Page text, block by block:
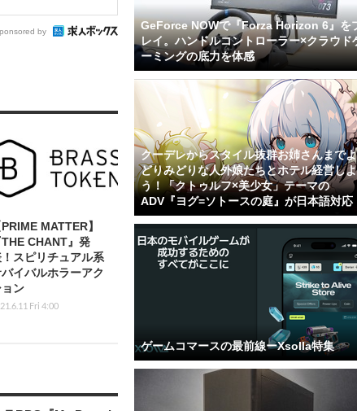
by
PRIME MATTER】
THE CHANT』発
スピリチュアル系
イバルホラーアク
ン
Fri 4:00
GeForce NOWで『Forza Horizon 6』を
レイ。ハンドルコントローラー×クラウド
ーミングの底力を体感
クーデレからスタイル抜群お姉さんまでよ
どりみどりな人外娘たちとホテル経営しよ
う！「クトゥルフ×美少女」テーマの
ADV『ヨグ=ソトースの庭』が日本語対応
ゲームコマースの最前線ーXsolla特集